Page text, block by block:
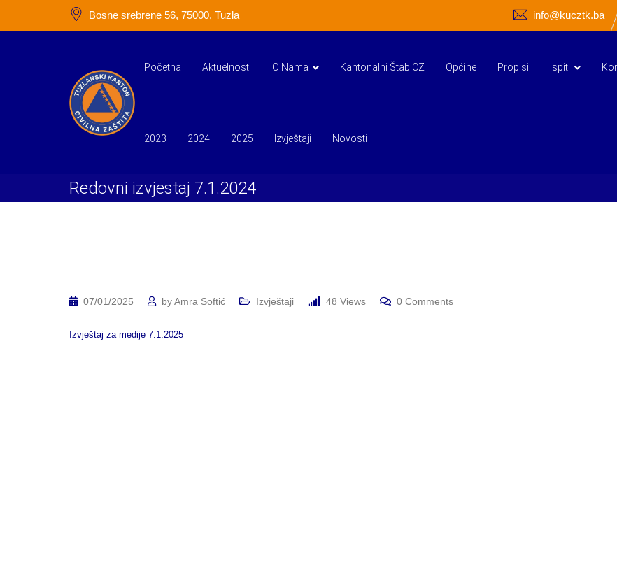
Bosne srebrene 56, 75000, Tuzla info@kucztk.ba
Početna Aktuelnosti O Nama Kantonalni Štab CZ Općine Propisi Ispiti
2023 2024 2025 Izvještaji Novosti
Redovni izvjestaj 7.1.2024
07/01/2025 byAmra Softić Izvještaji 48 Views 0 Comments
Izvještaj za medije 7.1.2025